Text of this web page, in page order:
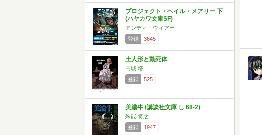
プロジェクト・ヘイル・メアリー 下
(ハヤカワ文庫SF)
アンディ・ウィアー
登録
3645
土人形と動死体
円城 塔
登録
525
美濃牛 (講談社文庫 し 68-2)
殊能 将之
登録
1947